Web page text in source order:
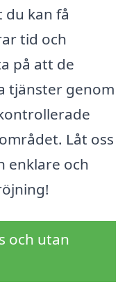
du kan få
tid och
på att de
tjänster genom
Låt oss
enklare och
och utan